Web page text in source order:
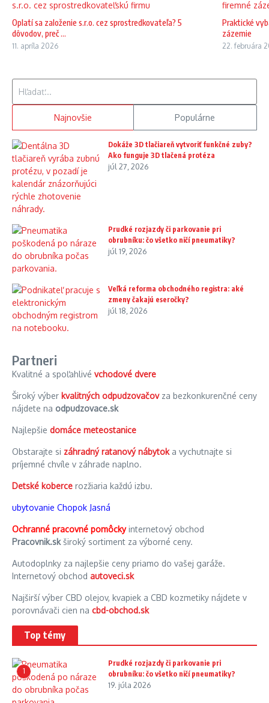
Oplatí sa založenie s.r.o. cez sprostredkovateľa? 5
dôvodov, preč ...
11. apríla 2026
Praktické
zázemie
22. februára
Najnovšie Populárne
Dokáže 3D tlačiareň vytvoriť funkčné zuby?
Ako funguje 3D tlačená protéza
júl 27, 2026
Prudké rozjazdy či parkovanie pri
obrubníku: čo všetko ničí pneumatiky?
júl 19, 2026
Veľká reforma obchodného registra: aké
zmeny čakajú eseročky?
júl 18, 2026
Partneri
Kvalitné a spoľahlivé vchodové dvere
Široký výber kvalitných odpudzovačovza bezkonkurenčné ceny
nájdete na odpudzovace.sk
Najlepšie domáce meteostanice
Obstarajte si záhradný ratanový nábytoka vychutnajte si
príjemné chvíle v záhrade naplno.
Detské koberce rozžiaria každú izbu.
ubytovanie Chopok Jasná
Ochranné pracovné pomôckyinternetový obchod
Pracovnik.skširoký sortiment za výborné ceny.
Autodoplnky za najlepšie ceny priamo do vašej garáže.
Internetový obchod autoveci.sk
Najširší výber CBD olejov, kvapiek a CBD kozmetiky nájdete v
porovnávači cien na cbd-obchod.sk
Top témy
1
Prudké rozjazdy či parkovanie pri
obrubníku: čo všetko ničí pneumatiky?
19. júla 2026